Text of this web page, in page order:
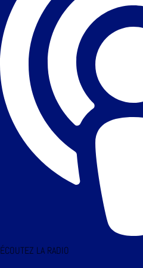
ÉCOUTEZ LA RADIO